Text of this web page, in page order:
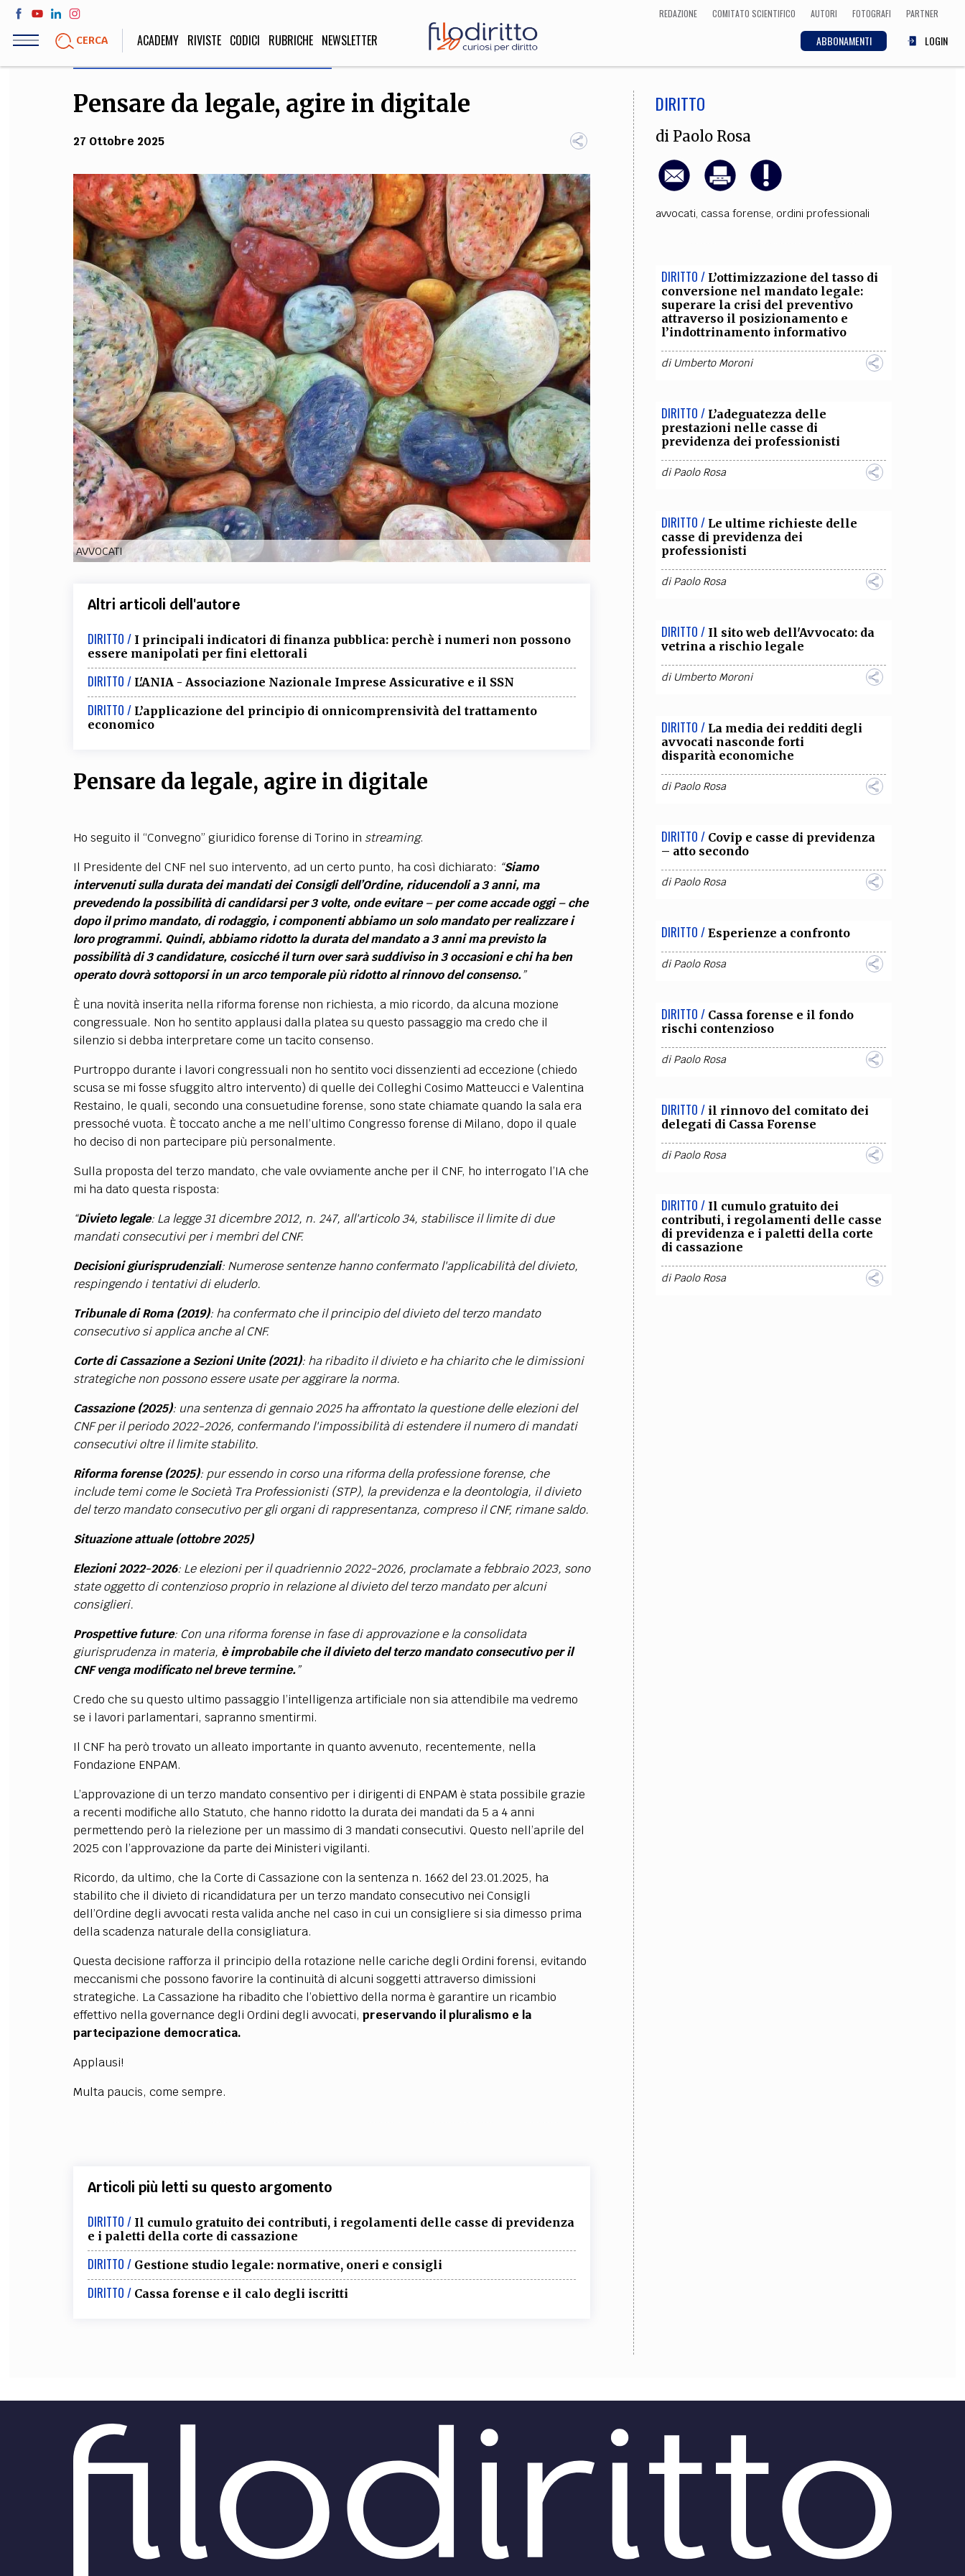
Salta
contenuto
REDAZIONE COMITATO SCIENTIFICO AUTORI FOTOGRAFI PARTNER
CERCA ABBONAMENTI LOGIN
ACADEMY RIVISTE CODICI RUBRICHE NEWSLETTER
LIFE STYLE
Sport, Cucina, Viaggi,
SOCIETÀ ECONOMIA
STORIA E FILOSOFIA
Scienze storiche,
umanistiche, Religione
INNOVAZIONE
Scienze informatiche,
Architettura, Ingegneria
CULTURA
Arte, Cinema, Musica,
TEAM
FILODIRITTO REDAZIONE COMITATO SCIENTIFICO AUTORI CURATORI FOTOGRAFI COLLABORA CON NOI
EXTRA
CODICI RUBRICHE LIBRI PROCEEDINGS PUBBLICITÀ CONTATTI
SOCIAL MEDIA
Pensare da legale, agire in digitale
27 Ottobre 2025
AVVOCATI
Altri articoli dell'autore
DIRITTO / I principali indicatori di finanza pubblica: perchè i numeri non possono
essere manipolati per fini elettorali
DIRITTO / L'ANIA - Associazione Nazionale Imprese Assicurative e il SSN
DIRITTO / L’applicazione del principio di onnicomprensività del trattamento
economico
Pensare da legale, agire in digitale
Ho seguito il “Convegno” giuridico forense di Torino in streaming.
Il Presidente del CNF nel suo intervento, ad un certo punto, ha così dichiarato: “Siamo
intervenuti sulla durata dei mandati dei Consigli dell’Ordine, riducendoli a 3 anni, ma
prevedendo la possibilità di candidarsi per 3 volte, onde evitare – per come accade oggi – che
dopo il primo mandato, di rodaggio, i componenti abbiamo un solo mandato per realizzare i
loro programmi. Quindi, abbiamo ridotto la durata del mandato a 3 anni ma previsto la
possibilità di 3 candidature, cosicché il turn over sarà suddiviso in 3 occasioni e chi ha ben
operato dovrà sottoporsi in un arco temporale più ridotto al rinnovo del consenso.”
È una novità inserita nella riforma forense non richiesta, a mio ricordo, da alcuna mozione
congressuale. Non ho sentito applausi dalla platea su questo passaggio ma credo che il
silenzio si debba interpretare come un tacito consenso.
Purtroppo durante i lavori congressuali non ho sentito voci dissenzienti ad eccezione (chiedo
scusa se mi fosse sfuggito altro intervento) di quelle dei Colleghi Cosimo Matteucci e Valentina
Restaino, le quali, secondo una consuetudine forense, sono state chiamate quando la sala era
pressoché vuota. È toccato anche a me nell’ultimo Congresso forense di Milano, dopo il quale
ho deciso di non partecipare più personalmente.
Sulla proposta del terzo mandato, che vale ovviamente anche per il CNF, ho interrogato l’IA che
mi ha dato questa risposta:
“Divieto legale: La legge 31 dicembre 2012, n. 247, all'articolo 34, stabilisce il limite di due
mandati consecutivi per i membri del CNF.
Decisioni giurisprudenziali: Numerose sentenze hanno confermato l'applicabilità del divieto,
respingendo i tentativi di eluderlo.
Tribunale di Roma (2019): ha confermato che il principio del divieto del terzo mandato
consecutivo si applica anche al CNF.
Corte di Cassazione a Sezioni Unite (2021): ha ribadito il divieto e ha chiarito che le dimissioni
strategiche non possono essere usate per aggirare la norma.
Cassazione (2025): una sentenza di gennaio 2025 ha affrontato la questione delle elezioni del
CNF per il periodo 2022-2026, confermando l'impossibilità di estendere il numero di mandati
consecutivi oltre il limite stabilito.
Riforma forense (2025): pur essendo in corso una riforma della professione forense, che
include temi come le Società Tra Professionisti (STP), la previdenza e la deontologia, il divieto
del terzo mandato consecutivo per gli organi di rappresentanza, compreso il CNF, rimane saldo.
Situazione attuale (ottobre 2025)
Elezioni 2022-2026: Le elezioni per il quadriennio 2022-2026, proclamate a febbraio 2023, sono
state oggetto di contenzioso proprio in relazione al divieto del terzo mandato per alcuni
consiglieri.
Prospettive future: Con una riforma forense in fase di approvazione e la consolidata
giurisprudenza in materia, è improbabile che il divieto del terzo mandato consecutivo per il
CNF venga modificato nel breve termine.”
Credo che su questo ultimo passaggio l’intelligenza artificiale non sia attendibile ma vedremo
se i lavori parlamentari, sapranno smentirmi.
Il CNF ha però trovato un alleato importante in quanto avvenuto, recentemente, nella
Fondazione ENPAM.
L’approvazione di un terzo mandato consentivo per i dirigenti di ENPAM è stata possibile grazie
a recenti modifiche allo Statuto, che hanno ridotto la durata dei mandati da 5 a 4 anni
permettendo però la rielezione per un massimo di 3 mandati consecutivi. Questo nell’aprile del
2025 con l’approvazione da parte dei Ministeri vigilanti.
Ricordo, da ultimo, che la Corte di Cassazione con la sentenza n. 1662 del 23.01.2025, ha
stabilito che il divieto di ricandidatura per un terzo mandato consecutivo nei Consigli
dell’Ordine degli avvocati resta valida anche nel caso in cui un consigliere si sia dimesso prima
della scadenza naturale della consigliatura.
Questa decisione rafforza il principio della rotazione nelle cariche degli Ordini forensi, evitando
meccanismi che possono favorire la continuità di alcuni soggetti attraverso dimissioni
strategiche. La Cassazione ha ribadito che l’obiettivo della norma è garantire un ricambio
effettivo nella governance degli Ordini degli avvocati, preservando il pluralismo e la
partecipazione democratica.
Applausi!
Multa paucis, come sempre.
Articoli più letti su questo argomento
DIRITTO / Il cumulo gratuito dei contributi, i regolamenti delle casse di previdenza
e i paletti della corte di cassazione
DIRITTO / Gestione studio legale: normative, oneri e consigli
DIRITTO / Cassa forense e il calo degli iscritti
DIRITTO
di Paolo Rosa
avvocati, cassa forense, ordini professionali
DIRITTO / L’ottimizzazione del tasso di
conversione nel mandato legale:
superare la crisi del preventivo
attraverso il posizionamento e
l’indottrinamento informativo
di Umberto Moroni
DIRITTO / L’adeguatezza delle
prestazioni nelle casse di
previdenza dei professionisti
diPaolo Rosa
DIRITTO / Le ultime richieste delle
casse di previdenza dei
professionisti
diPaolo Rosa
DIRITTO / Il sito web dell'Avvocato: da
vetrina a rischio legale
di Umberto Moroni
DIRITTO / La media dei redditi degli
avvocati nasconde forti
disparità economiche
diPaolo Rosa
DIRITTO / Covip e casse di previdenza
– atto secondo
diPaolo Rosa
DIRITTO / Esperienze a confronto
diPaolo Rosa
DIRITTO / Cassa forense e il fondo
rischi contenzioso
diPaolo Rosa
DIRITTO / il rinnovo del comitato dei
delegati di Cassa Forense
diPaolo Rosa
DIRITTO / Il cumulo gratuito dei
contributi, i regolamenti delle casse
di previdenza e i paletti della corte
di cassazione
diPaolo Rosa